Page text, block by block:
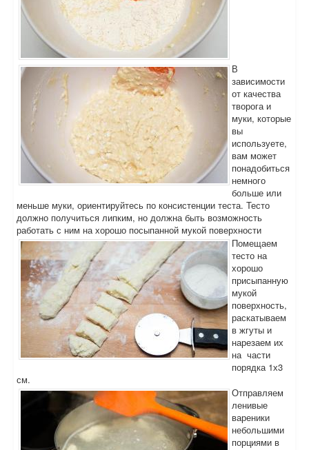
В
зависимости
от качества
творога и
муки, которые
вы
используете,
вам может
понадобиться
немного
больше или
меньше муки, ориентируйтесь по консистенции теста. Тесто
должно получиться липким, но должна быть возможность
работать с ним на хорошо посыпанной мукой поверхности
Помещаем
тесто на
хорошо
присыпанную
мукой
поверхность,
раскатываем
в жгуты и
нарезаем их
на части
порядка 1х3
см.
Отправляем
ленивые
вареники
небольшими
порциями в